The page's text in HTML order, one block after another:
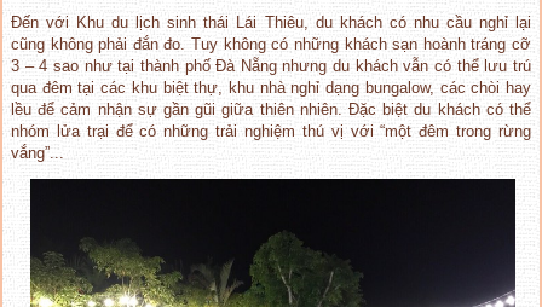
Đến với Khu du lịch sinh thái Lái Thiêu, du khách có nhu cầu nghỉ lại
cũng không phải đắn đo. Tuy không có những khách sạn hoành tráng cỡ
3 – 4 sao như tại thành phố Đà Nẵng nhưng du khách vẫn có thể lưu trú
qua đêm tại các khu biệt thự, khu nhà nghỉ dạng bungalow, các chòi hay
lều để cảm nhận sự gần gũi giữa thiên nhiên. Đặc biệt du khách có thể
nhóm lửa trại để có những trải nghiệm thú vị với “một đêm trong rừng
vắng”...